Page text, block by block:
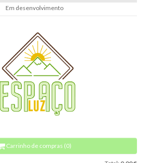
Em desenvolvimento
Carrinho de compras (0)